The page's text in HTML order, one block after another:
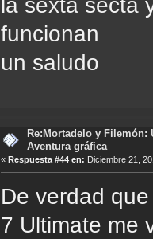
la sexta secta
funcionan
un saludo
Re:Mortadelo y Filemón:
Aventura gráfica
«Respuesta #44 en: Diciembre 21,
De verdad
7 Ultimate me